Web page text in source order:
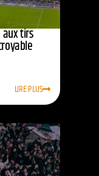
aux tirs
LIRE PLUS